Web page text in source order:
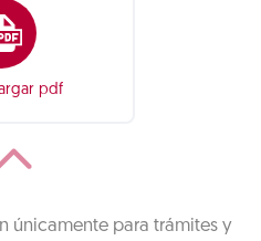
pdf
únicamente para trámites y